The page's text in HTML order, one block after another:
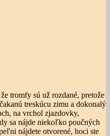
tromfy sú už rozdané, pretože
treskúcu zimu a dokonalý
na vrchol zjazdovky,
sa nájde niekoľko poučných
nájdete otvorené, hoci ste